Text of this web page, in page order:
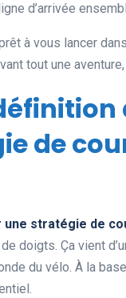
d’arrivée
à vous lancer
tout une
de
stratégie de
doigts. Ça vient
du vélo. À la